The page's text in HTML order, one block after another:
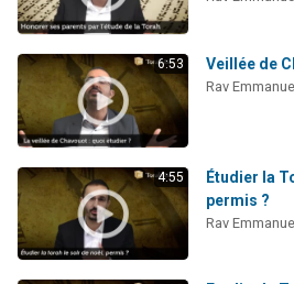
Il reste 49 places
Ariel vient de donner
Nathaniel vient de
6:53 Veillée de
Rav
4:55
Étudier la
permis ?
Rav